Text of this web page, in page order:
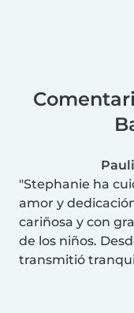
Stephanie ha
amor y
cariñosa y con
de los niños.
transmitió